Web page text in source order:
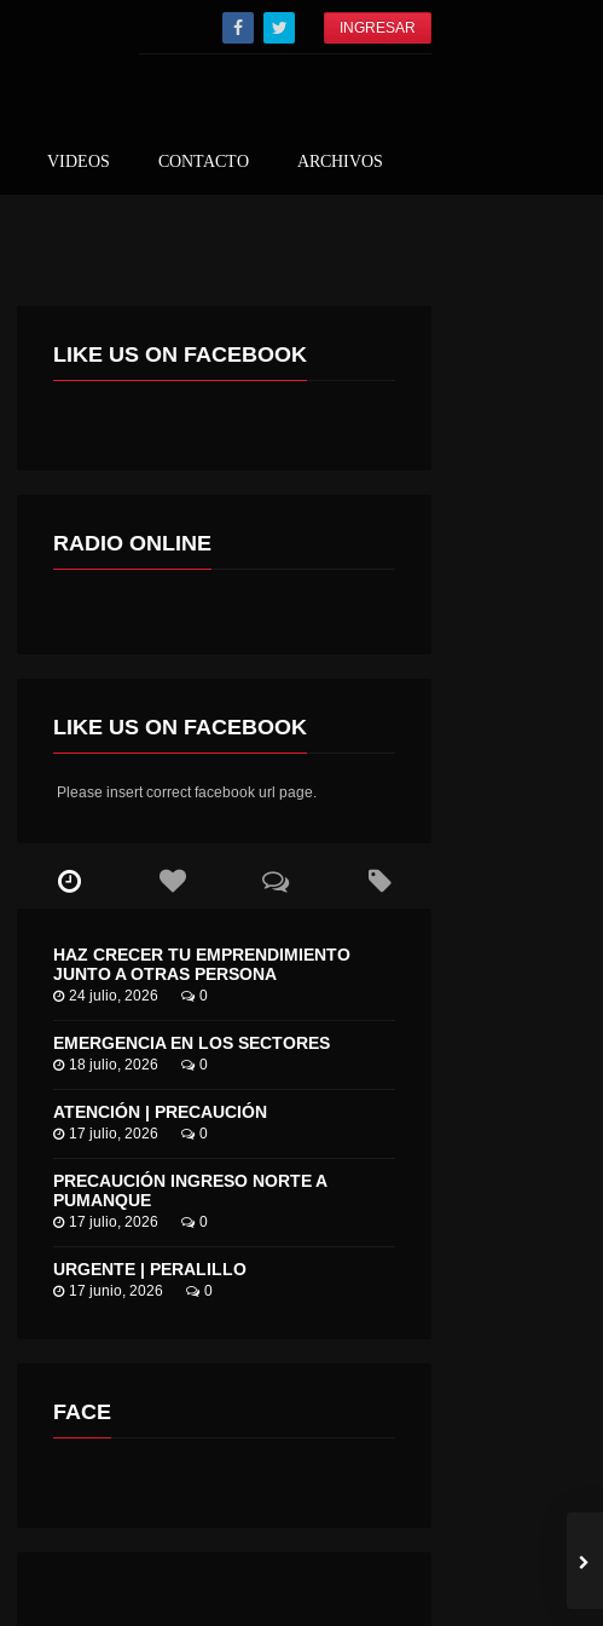
INGRESAR
VIDEOS CONTACTO ARCHIVOS
LIKE US ON FACEBOOK
RADIO ONLINE
LIKE US ON FACEBOOK
Please insert correct facebook url page.
HAZ CRECER TU EMPRENDIMIENTO
JUNTO A OTRAS PERSONA
24 julio, 2026 0
EMERGENCIA EN LOS SECTORES
18 julio, 2026 0
ATENCIÓN | PRECAUCIÓN
17 julio, 2026 0
PRECAUCIÓN INGRESO NORTE A
PUMANQUE
17 julio, 2026 0
URGENTE | PERALILLO
17 junio, 2026 0
FACE